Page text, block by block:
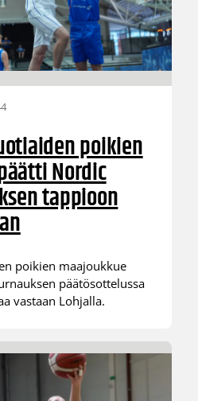
poikien
Nordic
tappioon
poikien maajoukkue
päätösottelussa
vastaan Lohjalla.